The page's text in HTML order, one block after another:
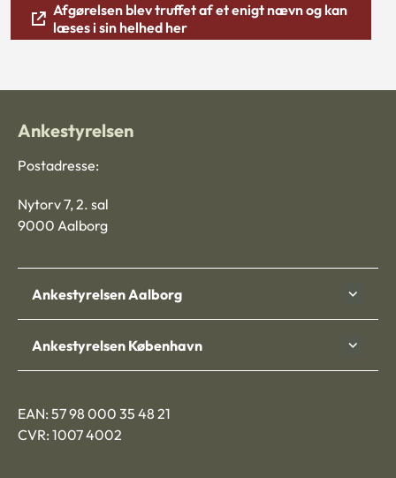
Afgørelsen blev truffet af et enigt nævn og kan
læses i sin helhed her
Ankestyrelsen
Postadresse:
Nytorv 7, 2. sal
9000 Aalborg
Ankestyrelsen Aalborg
Ankestyrelsen København
EAN: 57 98 000 35 48 21
CVR: 1007 4002